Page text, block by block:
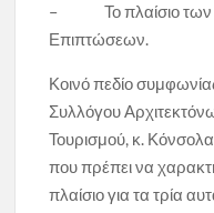
– Το πλαίσιο των
Επιπτώσεων.
Κοινό πεδίο
Συλλόγου
Τουρισμού, κ. Κόνσολα
που πρέπει να
πλαίσιο για τα τρία